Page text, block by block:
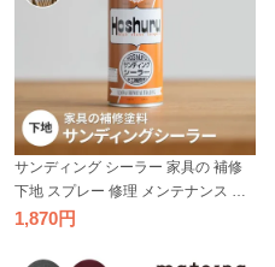
サンディング シーラー 家具の 補修
下地 スプレー 修理 メンテナンス ラ
ッカー 傷 日焼け 色褪せ ホシュール
1,870